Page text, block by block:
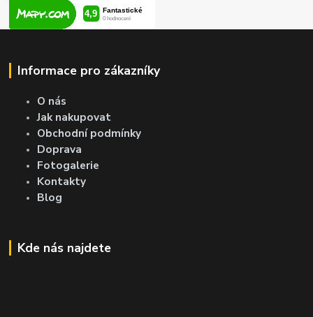
Informace pro zákazníky
O nás
Jak nakupovat
Obchodní podmínky
Doprava
Fotogalerie
Kontakty
Blog
Kde nás najdete